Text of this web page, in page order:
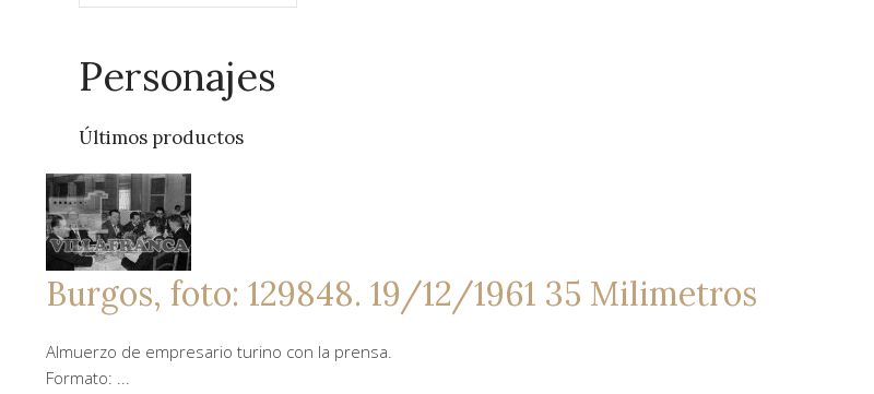
Personajes
Últimos productos
Burgos, foto: 129848. 19/12/1961 35 Milimetros
Almuerzo de empresario turino con la prensa.
Formato: ...